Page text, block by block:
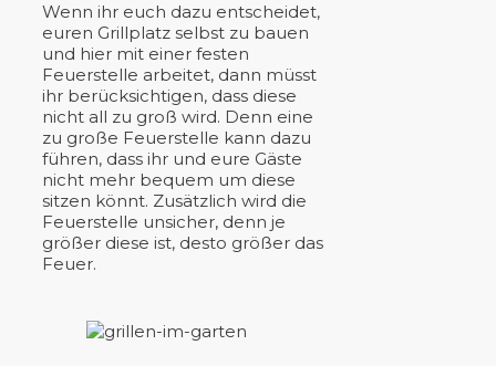
Wenn ihr euch dazu entscheidet,
euren Grillplatz selbst zu bauen
und hier mit einer festen
Feuerstelle arbeitet, dann müsst
ihr berücksichtigen, dass diese
nicht all zu groß wird. Denn eine
zu große Feuerstelle kann dazu
führen, dass ihr und eure Gäste
nicht mehr bequem um diese
sitzen könnt. Zusätzlich wird die
Feuerstelle unsicher, denn je
größer diese ist, desto größer das
Feuer.